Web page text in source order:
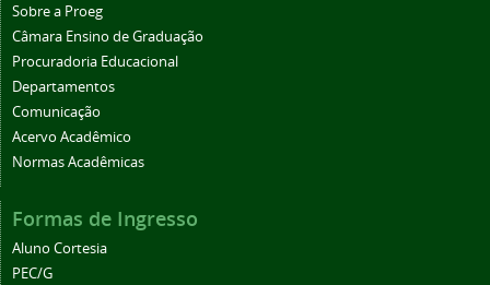
Sobre a Proeg
Câmara Ensino de Graduação
Procuradoria Educacional
Departamentos
Comunicação
Acervo Acadêmico
Normas Acadêmicas
Formas de Ingresso
Aluno Cortesia
PEC/G